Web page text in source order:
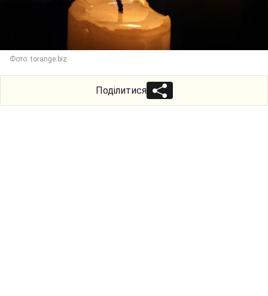
Фото: torange.biz
Поділитися